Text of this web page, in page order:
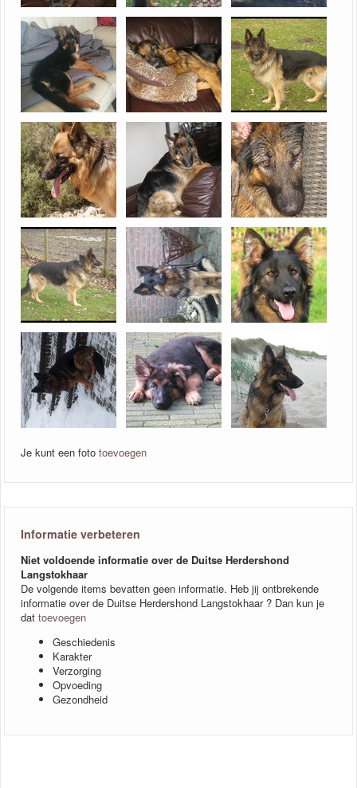
Je kunt een foto toevoegen
Informatie verbeteren
Niet voldoende informatie over de Duitse Herdershond
Langstokhaar
De volgende items bevatten geen informatie. Heb jij ontbrekende
informatie over de Duitse Herdershond Langstokhaar ? Dan kun je
dat toevoegen
Geschiedenis
Karakter
Verzorging
Opvoeding
Gezondheid